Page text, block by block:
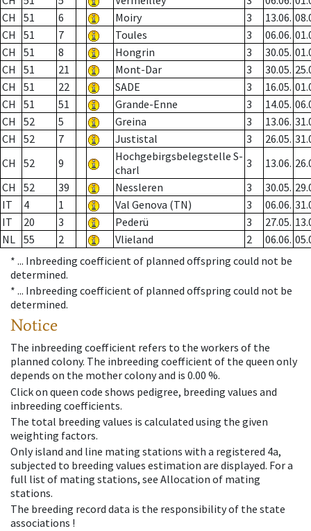
CH
51 6 Moiry 3 13.06.
CH
51 7 Toules 3 06.06.
CH
51 8 Hongrin 3 30.05.
CH
51 21 Mont-Dar 3 30.05.
CH
51 22 SADE 3 16.05.
CH
51 51 Grande-Enne 3 14.05.
CH
52 5 Greina 3 13.06.
CH
52 7 Justistal 3 26.05.
CH
52 9
Hochgebirgsbelegstelle S-
charl
3 13.06.
CH
52 39 Nessleren 3 30.05.
IT
4 1 Val Genova (TN) 3 06.06.
IT
20 3 Pederü 3 27.05.
NL 55 2 Vlieland 2 06.06.
* ... Inbreeding coefficient of planned offspring could not be
determined.
* ... Inbreeding coefficient of planned offspring could not be
determined.
Notice
The inbreeding coefficient refers to the workers of the
planned colony. The inbreeding coefficient of the queen only
depends on the mother colony and is 0.00 %.
Click on queen code shows pedigree, breeding values and
inbreeding coefficients.
The total breeding values is calculated using the given
weighting factors.
Only island and line mating stations with a registered 4a,
subjected to breeding values estimation are displayed. For a
full list of mating stations, see Allocation of mating
stations.
The breeding record data is the responsibility of the state
associations !